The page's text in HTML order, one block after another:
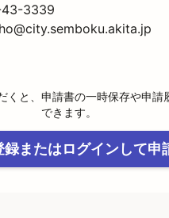
43-3339
くと、申請書の一時保存や申請
できます。
録またはログインして申